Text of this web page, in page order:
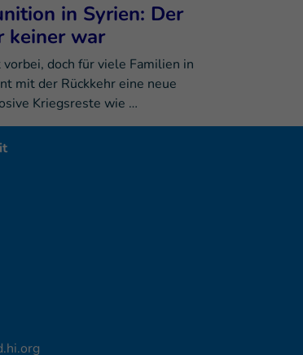
in Syrien: Der
keiner war
doch für viele Familien in
mit der Rückkehr eine neue
Kriegsreste wie …